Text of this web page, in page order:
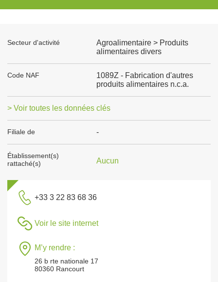
Secteur d'activité
Agroalimentaire > Produits
alimentaires divers
Code NAF
1089Z - Fabrication d'autres
produits alimentaires n.c.a.
> Voir toutes les données clés
Filiale de -
Établissement(s)
rattaché(s)
Aucun
+33 3 22 83 68 36
Voir le site internet
M’y rendre :
26 b rte nationale 17
80360 Rancourt